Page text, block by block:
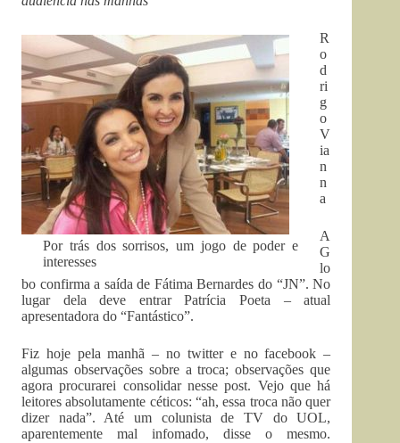
Por trás dos sorrisos, um jogo de poder e
interesses
R
o
d
ri
g
o
V
ia
n
n
a
A
G
lo
bo confirma a saída de Fátima Bernardes do “JN”. No
lugar dela deve entrar Patrícia Poeta – atual
apresentadora do “Fantástico”.
Fiz hoje pela manhã – no twitter e no facebook –
algumas observações sobre a troca; observações que
agora procurarei consolidar nesse post. Vejo que há
leitores absolutamente céticos: “ah, essa troca não quer
dizer nada”. Até um colunista de TV do UOL,
aparentemente mal infomado, disse o mesmo.